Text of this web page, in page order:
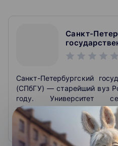
Санкт-
Санкт-Петербургский
(СПбГУ) — старейший вуз
году. Университет
образовательный и
значения,
международные
взаимодействие с
Развернуть